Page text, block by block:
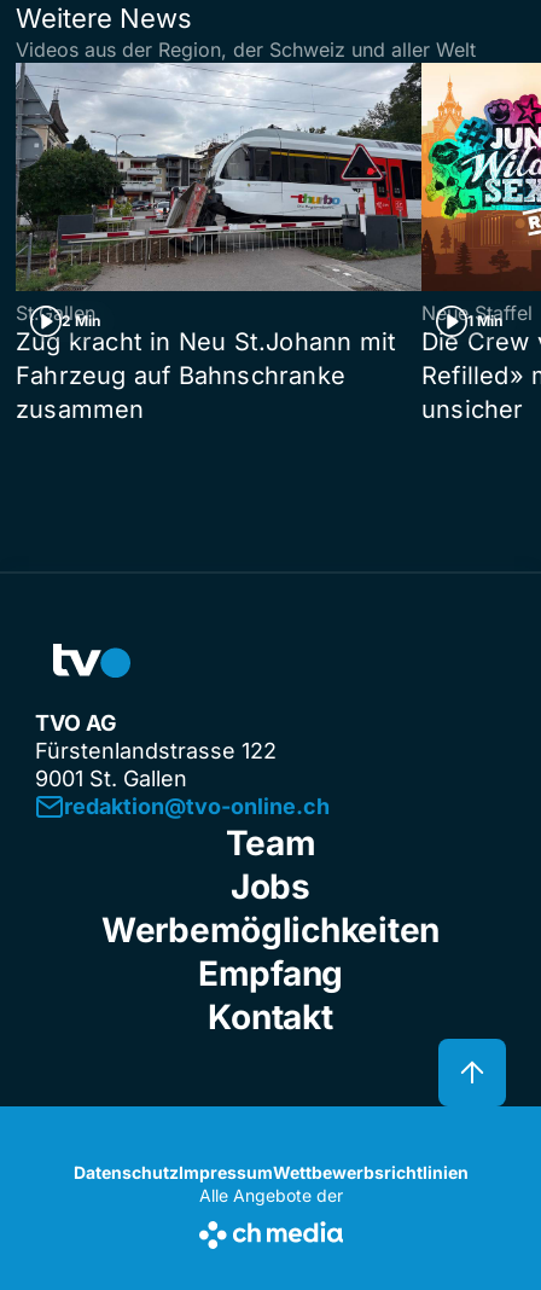
Weitere News
Videos aus der Region, der Schweiz und aller Welt
2 Min
St.Gallen
Zug kracht in Neu St.Johann mit
Fahrzeug auf Bahnschranke
zusammen
1 Min
Neue Staffel
Die Crew
Refilled»
unsicher
TVO AG
Fürstenlandstrasse 122
9001 St. Gallen
redaktion@tvo-online.ch
Team
Jobs
Werbemöglichkeiten
Empfang
Kontakt
DatenschutzImpressumWettbewerbsrichtlinien
Alle Angebote der